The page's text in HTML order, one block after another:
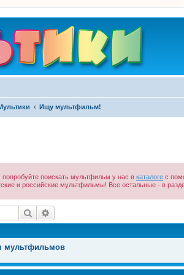
Ищу мультфильм!
поискать мультфильм у нас в каталоге с
и российские мультфильмы! Все остальные - в
Поиск
мультфильмов